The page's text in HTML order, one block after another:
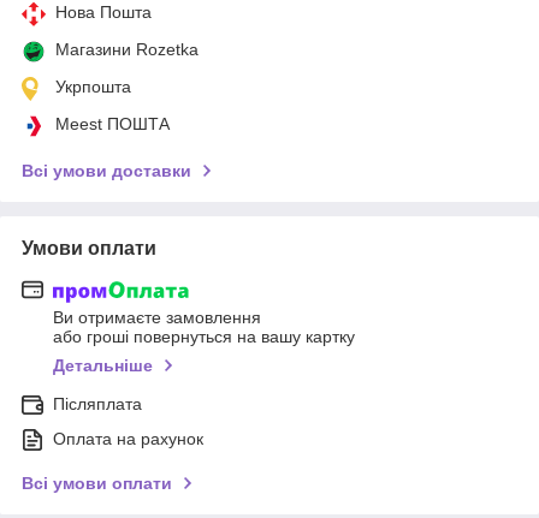
Нова Пошта
Магазини Rozetka
Укрпошта
Meest ПОШТА
Всі умови доставки
Умови оплати
Ви отримаєте замовлення
або гроші повернуться на вашу картку
Детальніше
Післяплата
Оплата на рахунок
Всі умови оплати